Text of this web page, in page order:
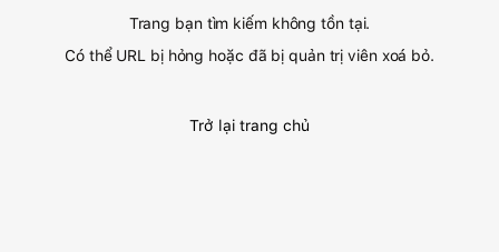
Trang bạn tìm kiếm không tồn tại.
Có thể URL bị hỏng hoặc đã bị quản trị viên xoá bỏ.
Trở lại trang chủ